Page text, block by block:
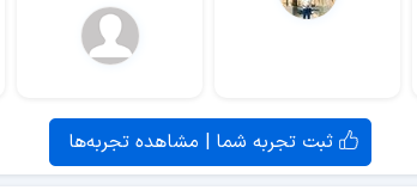
ثبت تجربه شما | مشاهده تجربه‌ها